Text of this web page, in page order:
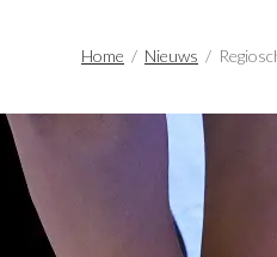
Home / Nieuws /